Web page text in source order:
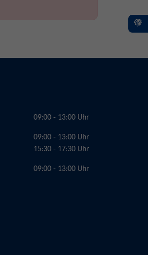
09:00 - 13:00 Uhr
09:00 - 13:00 Uhr
15:30 - 17:30 Uhr
09:00 - 13:00 Uhr